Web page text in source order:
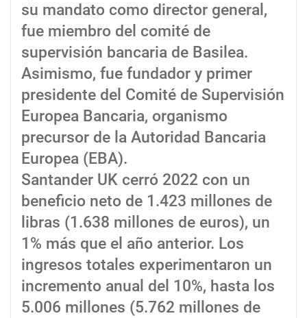
su mandato como director general,
fue miembro del comité de
supervisión bancaria de Basilea.
Asimismo, fue fundador y primer
presidente del Comité de Supervisión
Europea Bancaria, organismo
precursor de la Autoridad Bancaria
Europea (EBA).
Santander UK cerró 2022 con un
beneficio neto de 1.423 millones de
libras (1.638 millones de euros), un
1% más que el año anterior. Los
ingresos totales experimentaron un
incremento anual del 10%, hasta los
5.006 millones (5.762 millones de